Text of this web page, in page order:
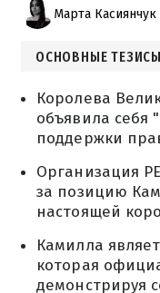
Марта Касиянчук
ОСНОВНЫЕ ТЕЗИСЫ
Королева
объявила себя
поддержки
Организация
за позицию
настоящей
Камилла
которая
демонстрируя